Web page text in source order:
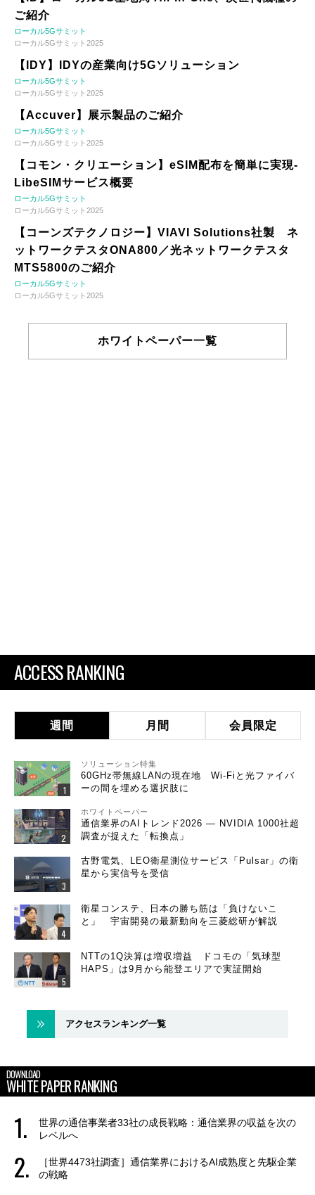
ご紹介
ローカル5Gサミット
ローカル5Gサミット2025
【IDY】IDYの産業向け5Gソリューション
ローカル5Gサミット
ローカル5Gサミット2025
【Accuver】展示製品のご紹介
ローカル5Gサミット
ローカル5Gサミット2025
【コモン・クリエーション】eSIM配布を簡単に実現-
LibeSIMサービス概要
ローカル5Gサミット
ローカル5Gサミット2025
【コーンズテクノロジー】VIAVI Solutions社製 ネ
ットワークテスタONA800／光ネットワークテスタ
MTS5800のご紹介
ローカル5Gサミット
ローカル5Gサミット2025
ホワイトペーパー一覧
ACCESS RANKING
週間 月間 会員限定
ソリューション特集
60GHz帯無線LANの現在地 Wi-Fiと光ファイバ
ーの間を埋める選択肢に
ホワイトペーパー
通信業界のAIトレンド2026 ― NVIDIA 1000社超
調査が捉えた「転換点」
古野電気、LEO衛星測位サービス「Pulsar」の衛
星から実信号を受信
衛星コンステ、日本の勝ち筋は「負けないこ
と」 宇宙開発の最新動向を三菱総研が解説
NTTの1Q決算は増収増益 ドコモの「気球型
HAPS」は9月から能登エリアで実証開始
アクセスランキング一覧
DOWNLOAD
WHITE PAPER RANKING
世界の通信事業者33社の成長戦略：通信業界の収益を次の
レベルへ
［世界4473社調査］通信業界におけるAI成熟度と先駆企業
の戦略